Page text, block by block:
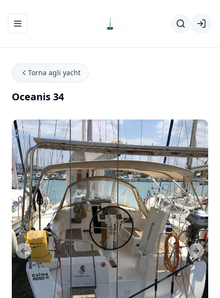
Apri/chiudi menu di navigazione
Torna agli yacht
Oceanis 34
Previous Slide Next